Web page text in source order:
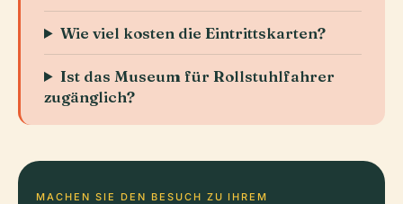
Wie viel kosten die Eintrittskarten?
Ist das Museum für Rollstuhlfahrer
zugänglich?
MACHEN SIE DEN BESUCH ZU IHREM